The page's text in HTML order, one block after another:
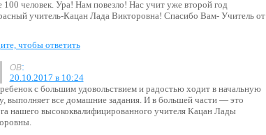
100 человек. Ура! Нам повезло! Нас учит уже второй год
учитель-Кацан Лада Викторовна! Спасибо Вам- Учитель от
чтобы ответить
ОВ:
20.10.2017 в 10:24
с большим удовольствием и радостью ходит в начальную
выполняет все домашние задания. И в большей части — это
нашего высококвалифицированного учителя Кацан Лады